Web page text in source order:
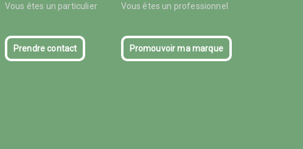
Vous êtes un particulier Vous êtes un professionnel
Prendre contact Promouvoir ma marque